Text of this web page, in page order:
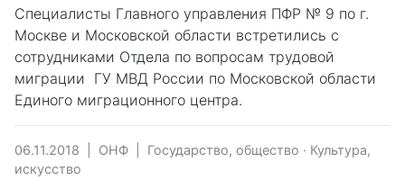
Специалисты Главного управления ПФР № 9 по г.
Москве и Московской области встретились с
сотрудниками Отдела по вопросам трудовой
миграции ГУ МВД России по Московской области
Единого миграционного центра.
06.11.2018 ОНФ Государство, общество · Культура,
искусство